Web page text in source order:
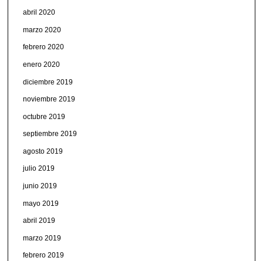
abril 2020
marzo 2020
febrero 2020
enero 2020
diciembre 2019
noviembre 2019
octubre 2019
septiembre 2019
agosto 2019
julio 2019
junio 2019
mayo 2019
abril 2019
marzo 2019
febrero 2019